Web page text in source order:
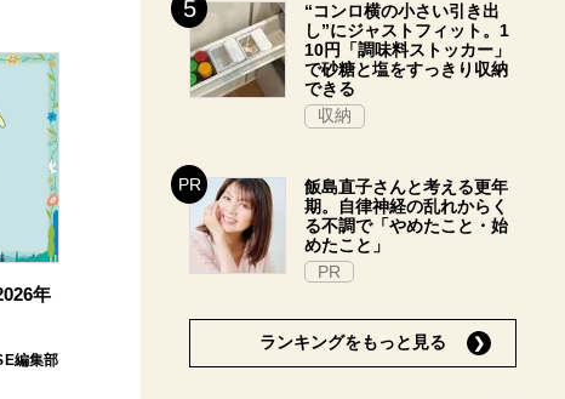
年
編集部
“コンロ横の小さい引き出
し”にジャストフィット。1
10円「調味料ストッカー」
で砂糖と塩をすっきり収納
できる
収納
飯島直子さんと考える更年
期。自律神経の乱れからく
る不調で「やめたこと・始
めたこと」
PR
ランキングをもっと見る